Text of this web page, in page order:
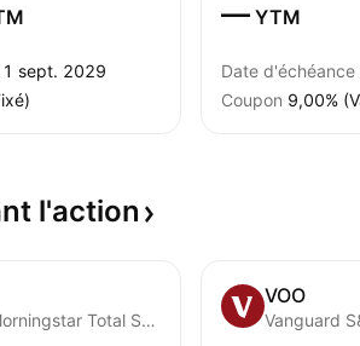
1 sept. 2029
— YTM
Date d'échéance
Coupon 9,00%
l'action
Vanguard Morningstar Total Stock Market ETF
VOO
Vanguard